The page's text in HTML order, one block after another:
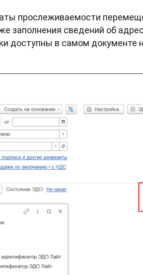
прослеживаемости
заполнения сведений об
доступны в самом документе